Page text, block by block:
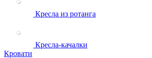
Кресла из ротанга
Кресла-качалки
Кровати